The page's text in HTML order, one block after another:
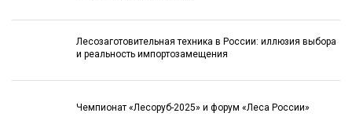
Лесозаготовительная техника в России: иллюзия выбора
и реальность импортозамещения
Чемпионат «Лесоруб-2025» и форум «Леса России»